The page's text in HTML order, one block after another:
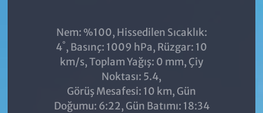
Nem: %100, Hissedilen Sıcaklık:
4°, Basınç: 1009 hPa, Rüzgar: 10
km/s, Toplam Yağış: 0 mm, Çiy
Noktası: 5.4,
Görüş Mesafesi: 10 km, Gün
Doğumu: 6:22, Gün Batımı: 18:34